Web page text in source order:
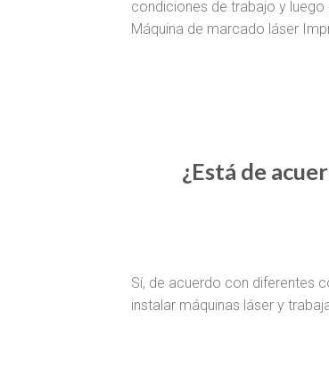
condiciones de trabajo y
Máquina de marcado láser
¿Está de
Sí, de acuerdo con diferentes
instalar máquinas láser y